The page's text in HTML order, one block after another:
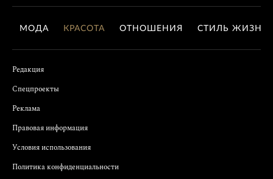
МОДА КРАСОТА ОТНОШЕНИЯ СТИЛЬ ЖИЗНИ
Редакция
Спецпроекты
Реклама
Правовая информация
Условия использования
Политика конфиденциальности